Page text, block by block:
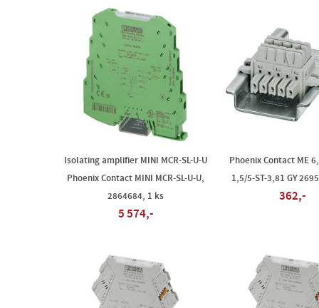
Isolating amplifier MINI MCR-SL-U-U
Phoenix Contact MINI MCR-SL-U-U,
2864684, 1 ks
5 574,-
Phoenix Contact ME
1,5/5-ST-3,81 GY
362,-